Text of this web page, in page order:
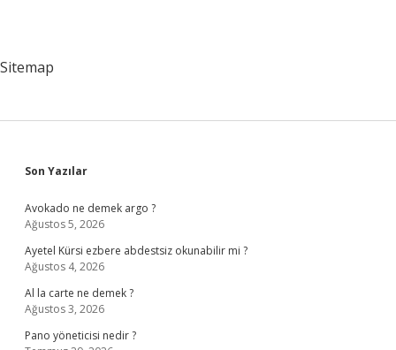
Sitemap
Sidebar
Son Yazılar
Avokado ne demek argo ?
Ağustos 5, 2026
Ayetel Kürsi ezbere abdestsiz okunabilir mi ?
Ağustos 4, 2026
Al la carte ne demek ?
Ağustos 3, 2026
Pano yöneticisi nedir ?